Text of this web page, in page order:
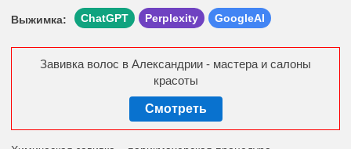
Выжимка: ChatGPT Perplexity GoogleAI
Завивка волос в Александрии - мастера и салоны
красоты
Смотреть